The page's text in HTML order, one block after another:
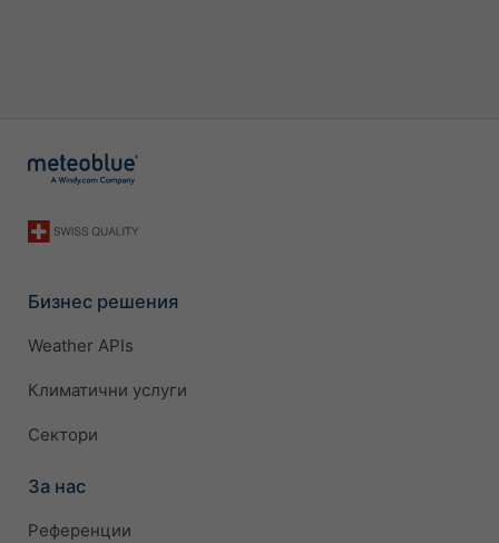
Бизнес решения
Weather APIs
Климатични услуги
Сектори
За нас
Референции